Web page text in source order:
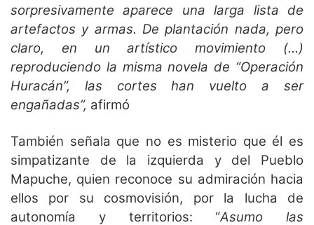
sorpresivamente aparece una larga lista de
artefactos y armas. De plantación nada, pero
claro, en un artístico movimiento (…)
reproduciendo la misma novela de “Operación
Huracán”, las cortes han vuelto a ser
engañadas”, afirmó
También señala que no es misterio que él es
simpatizante de la izquierda y del Pueblo
Mapuche, quien reconoce su admiración hacia
ellos por su cosmovisión, por la lucha de
autonomía y territorios: “Asumo las